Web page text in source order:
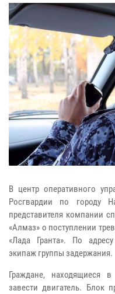
В центр оперативного
Росгвардии по городу
представителя компании
«Алмаз» о поступлении
«Лада Гранта». По
экипаж группы задержания.
Граждане, находящиеся
завести двигатель. Блок